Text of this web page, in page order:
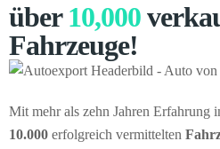
über10,000
Fahrzeuge!
Mit mehr als zehn Jahren Erfahrung
10.000 erfolgreich vermittelten